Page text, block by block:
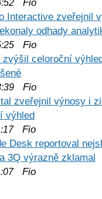
Interactive zveřejnil
odhady
Fio
zvýšil celoroční
Fio
zveřejnil výnosy i
výhled
Fio
Desk reportoval
3Q výrazně zklamal
Fio